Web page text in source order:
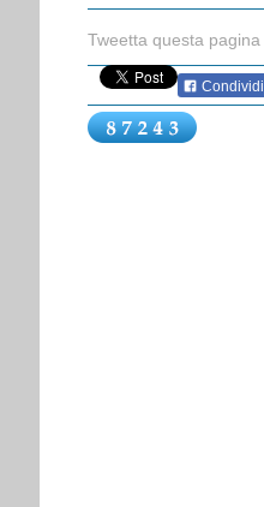
Tweetta questa pagina
Condividi